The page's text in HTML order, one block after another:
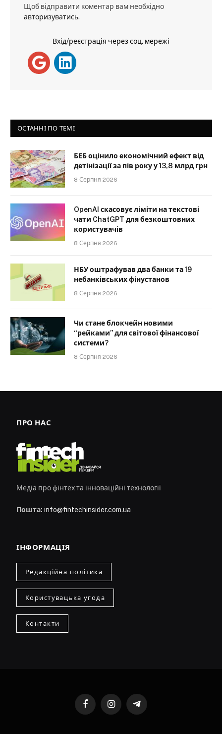
Щоб відправити коментар вам необхідно
авторизуватись.
Вхід/реєстрація через соц. мережі
ОСТАННІ ПО ТЕМІ
БЕБ оцінило економічний ефект від
детінізації за пів року у 13,8 млрд грн
8 Серпня 2026
OpenAI скасовує ліміти на текстові
чати ChatGPT для безкоштовних
користувачів
8 Серпня 2026
НБУ оштрафував два банки та 19
небанківських фінустанов
8 Серпня 2026
Чи стане блокчейн новими
“рейками” для світової фінансової
системи?
8 Серпня 2026
ПРО НАС
Медіа про фінтех та інноваційні технології
Пошта: info@fintechinsider.com.ua
ІНФОРМАЦІЯ
Редакційна політика
Користувацька угода
Контакти
FacebookInstagramTelegram